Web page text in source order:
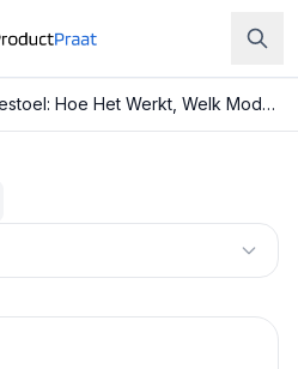
Shiatsu Massagestoel: Hoe Het Werkt, Welk Model Je Kiest en Wat Je Mag Verwachten
Hoe Het
Je Kiest en Wat